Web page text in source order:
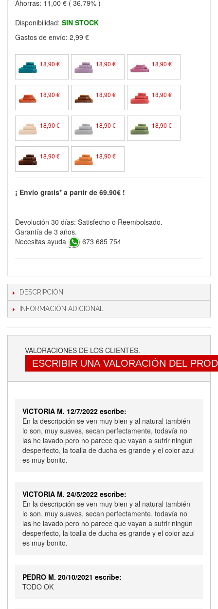
Ahorras: 11,00 € ( 36.79% )
Disponibilidad: SIN STOCK
Gastos de envío: 2,99 €
18,90 € 18,90 € 18,90 €
18,90 € 18,90 € 18,90 €
18,90 € 18,90 € 18,90 €
18,90 € 18,90 €
¡ Envío gratis* a partir de 69.90€ !
Devolución 30 días: Satisfecho o Reembolsado.
Garantía de 3 años.
Necesitas ayuda
673 685 754
DESCRIPCIÓN
INFORMACIÓN ADICIONAL
VALORACIONES DE LOS CLIENTES.
ESCRIBIR UNA VALORACIÓN DEL
VICTORIA M. 12/7/2022 escribe:
En la descripción se ven muy bien y al natural también
lo son, muy suaves, secan perfectamente, todavía no
las he lavado pero no parece que vayan a sufrir ningún
desperfecto, la toalla de ducha es grande y el color azul
es muy bonito.
VICTORIA M. 24/5/2022 escribe:
En la descripción se ven muy bien y al natural también
lo son, muy suaves, secan perfectamente, todavía no
las he lavado pero no parece que vayan a sufrir ningún
desperfecto, la toalla de ducha es grande y el color azul
es muy bonito.
PEDRO M. 20/10/2021 escribe:
TODO OK